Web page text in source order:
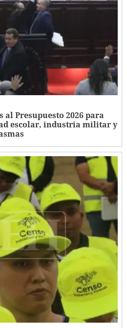
al Presupuesto 2026 para
escolar, industria militar y